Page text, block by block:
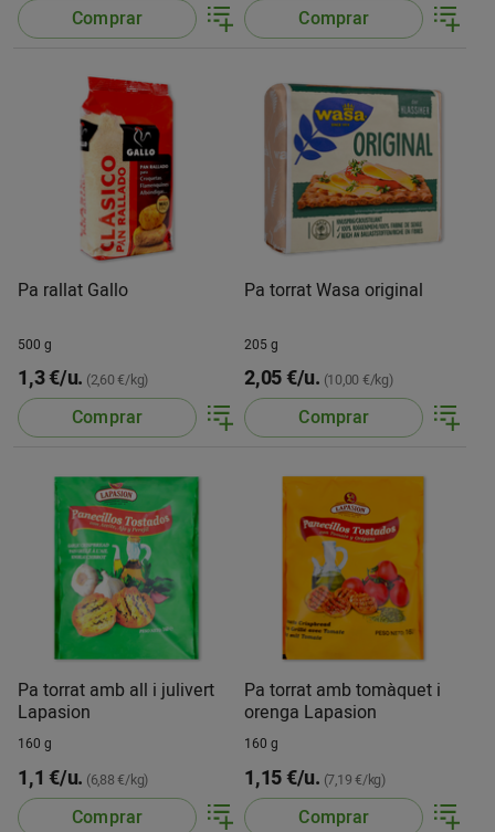
Comprar Comprar
Pa rallat Gallo
500 g
1,3 €/u. (2,60 €/kg)
Comprar
Pa torrat Wasa original
205 g
2,05 €/u. (10,00 €/kg)
Comprar
Pa torrat amb all i julivert
Lapasion
160 g
1,1 €/u. (6,88 €/kg)
Comprar
Pa torrat amb tomàquet i
orenga Lapasion
160 g
1,15 €/u. (7,19 €/kg)
Comprar